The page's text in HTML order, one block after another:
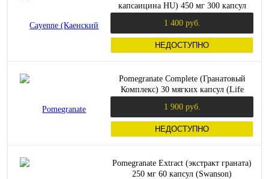
капсаицина HU) 450 мг 300 капсул
1 400 руб.
НЕДОСТУПНО
Pomegranate Complete (Гранатовый
Комплекс) 30 мягких капсул (Life
1 900 руб.
НЕДОСТУПНО
Pomegranate Extract (экстракт граната)
250 мг 60 капсул (Swanson)